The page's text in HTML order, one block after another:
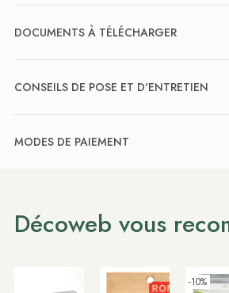
DOCUMENTS À TÉLÉCHARGER
CONSEILS DE POSE ET D'ENTRETIEN
MODES DE PAIEMENT
Décoweb vous
-10%